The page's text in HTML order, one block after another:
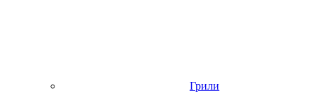
Грили